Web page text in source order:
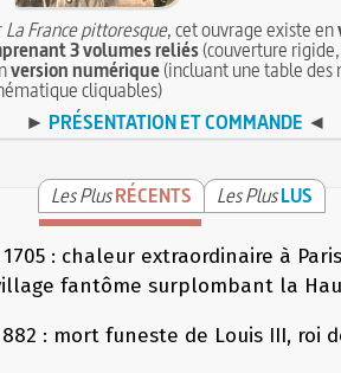
La France pittoresque, cet ouvrage existe en
3 volumes reliés(couverture
version numérique(incluant une table des
cliquables)
► PRÉSENTATION ET COMMANDE ◄
Les PlusRÉCENTS Les PlusLUS
: chaleur extraordinaire à Paris
fantôme surplombant la
: mort funeste de Louis III, roi